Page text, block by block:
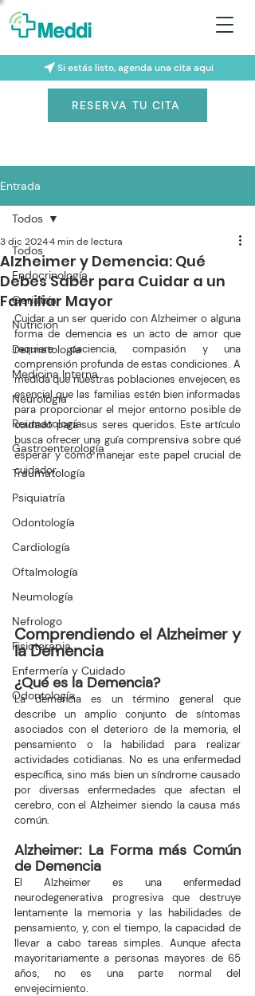
Si estás listo, agenda una cita aquí
RESERVA TU CITA
Entrada
Todos
Endocrinología
Geriatría
Nutrición
Dermatología
Medicina Interna
Neurología
Reumatología
Gastroenterología
Traumatología
Psiquiatría
Odontología
Cardiología
Oftalmología
Neumología
Nefrologo
Fisioterapia
Enfermería y Cuidado
Odontología
Todos
Alzheimer y Demencia: Qué
Debes Saber para Cuidar a un
Familiar Mayor
3 dic 20244 min de lectura
Cuidar a un ser querido con Alzheimer o alguna
forma de demencia es un acto de amor que
requiere paciencia, compasión y una
comprensión profunda de estas condiciones. A
medida que nuestras poblaciones envejecen, es
esencial que las familias estén bien informadas
para proporcionar el mejor entorno posible de
cuidado para sus seres queridos. Este artículo
busca ofrecer una guía comprensiva sobre qué
esperar y cómo manejar este papel crucial de
cuidador.
Comprendiendo el Alzheimer y
la Demencia
¿Qué es la Demencia?
La demencia es un término general que
describe un amplio conjunto de síntomas
asociados con el deterioro de la memoria, el
pensamiento o la habilidad para realizar
actividades cotidianas. No es una enfermedad
específica, sino más bien un síndrome causado
por diversas enfermedades que afectan el
cerebro, con el Alzheimer siendo la causa más
común.
Alzheimer: La Forma más Común
de Demencia
El Alzheimer es una enfermedad
neurodegenerativa progresiva que destruye
lentamente la memoria y las habilidades de
pensamiento, y, con el tiempo, la capacidad de
llevar a cabo tareas simples. Aunque afecta
mayoritariamente a personas mayores de 65
años, no es una parte normal del
envejecimiento.